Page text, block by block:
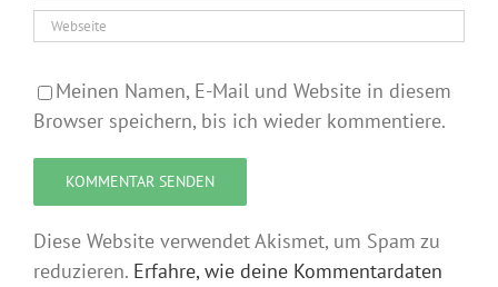
Meinen Namen, E-Mail und Website in diesem
Browser speichern, bis ich wieder kommentiere.
Diese Website verwendet Akismet, um Spam zu
reduzieren. Erfahre, wie deine Kommentardaten